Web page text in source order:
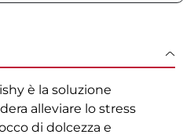
è la soluzione
alleviare lo stress
di dolcezza e